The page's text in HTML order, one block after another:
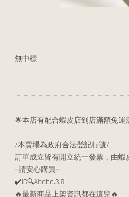
無中標
－－－－－－－－－－－－－－－
🌟本店有配合蝦皮店到店滿額免運
/本賣場為政府合法登記行號/
訂單成立皆有開立統一發票，由蝦
—請安心購買—
✔️IG🔍Abobo.3.0
🔥最新商品上架資訊都在這兒🔥